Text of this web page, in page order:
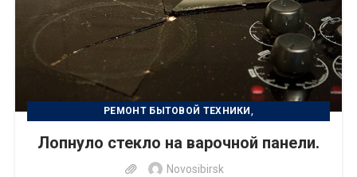
РЕМОНТ БЫТОВОЙ ТЕХНИКИ ,
Лопнуло стекло на варочной панели.
Novosibirsk